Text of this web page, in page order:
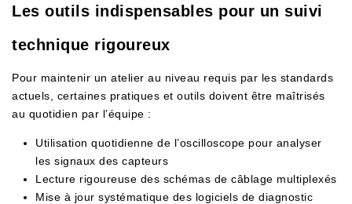
Les outils indispensables pour un suivi
technique rigoureux
Pour maintenir un atelier au niveau requis par les standards
actuels, certaines pratiques et outils doivent être maîtrisés
au quotidien par l’équipe :
Utilisation quotidienne de l’oscilloscope pour analyser
les signaux des capteurs
Lecture rigoureuse des schémas de câblage multiplexés
Mise à jour systématique des logiciels de diagnostic